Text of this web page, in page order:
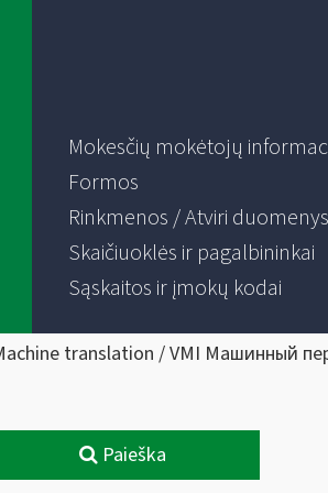
Mokesčių mokėtojų
Formos
Rinkmenos / Atviri duomenys
Skaičiuoklės ir pagalbininkai
Sąskaitos ir įmokų kodai
translation / VMI Машинный
Paieška